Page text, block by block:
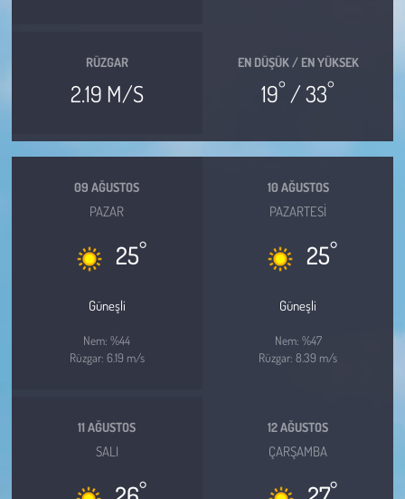
RÜZGAR
2.19 M/S
EN DÜŞÜK / EN YÜKSEK
19° / 33°
09 AĞUSTOS
PAZAR
25°
Güneşli
Nem: %44
Rüzgar: 6.19 m/s
10 AĞUSTOS
PAZARTESI
25°
Güneşli
Nem: %47
Rüzgar: 8.39 m/s
11 AĞUSTOS
SALI
°
12 AĞUSTOS
ÇARŞAMBA
°